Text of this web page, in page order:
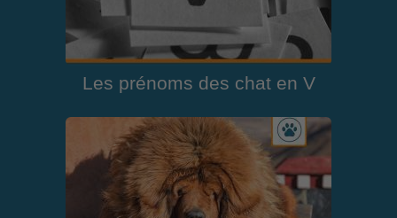
Les prénoms des chat en V